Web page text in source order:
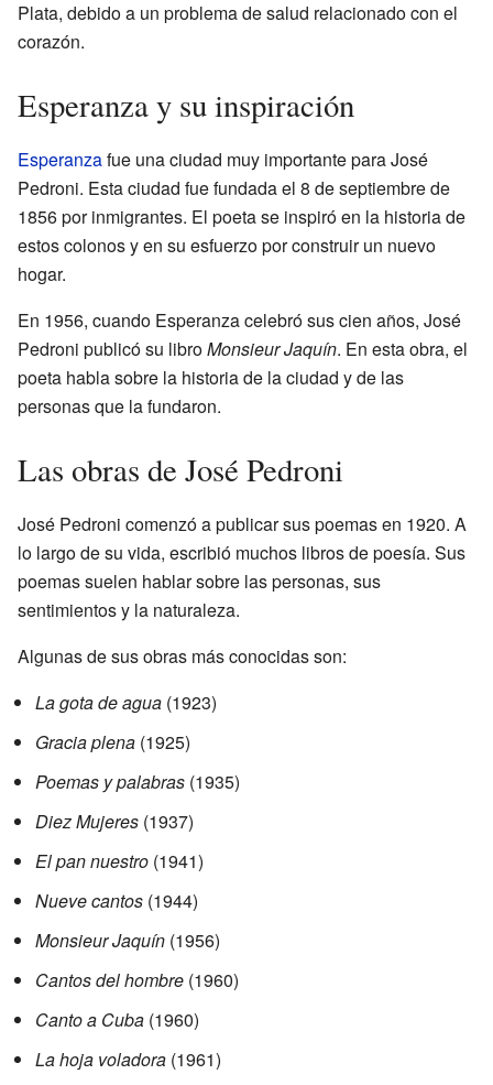
Plata, debido a un problema de salud relacionado con el
corazón.
Esperanza y su inspiración
Esperanzafue una ciudad muy importante para José
Pedroni. Esta ciudad fue fundada el 8 de septiembre de
1856 por inmigrantes. El poeta se inspiró en la historia de
estos colonos y en su esfuerzo por construir un nuevo
hogar.
En 1956, cuando Esperanza celebró sus cien años, José
Pedroni publicó su libroMonsieur Jaquín. En esta obra, el
poeta habla sobre la historia de la ciudad y de las
personas que la fundaron.
Las obras de José Pedroni
José Pedroni comenzó a publicar sus poemas en 1920. A
lo largo de su vida, escribió muchos libros de poesía. Sus
poemas suelen hablar sobre las personas, sus
sentimientos y la naturaleza.
Algunas de sus obras más conocidas son:
La gota de agua (1923)
Gracia plena (1925)
Poemas y palabras (1935)
Diez Mujeres (1937)
El pan nuestro (1941)
Nueve cantos (1944)
Monsieur Jaquín (1956)
Cantos del hombre (1960)
Canto a Cuba (1960)
La hoja voladora (1961)